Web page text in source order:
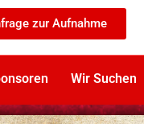
zur Aufnahme
Wir Suchen